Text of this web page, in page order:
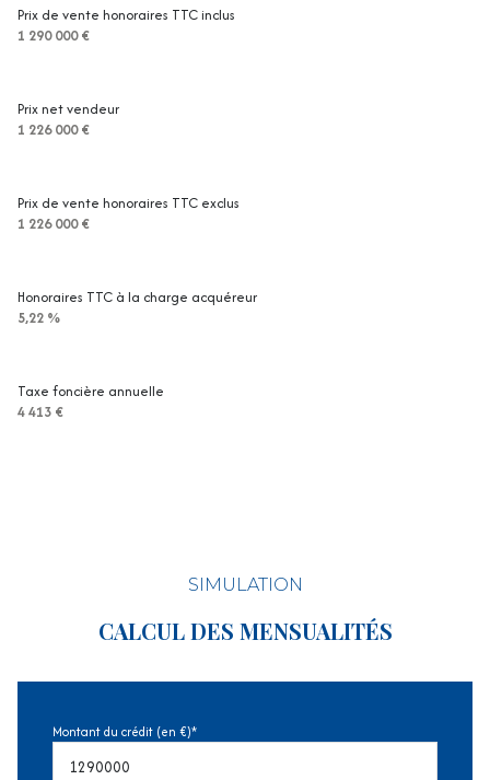
exposition Sud-Ouest
terrasse
visiophone
Prix de vente honoraires TTC inclus
1 290 000 €
Prix net vendeur
1 226 000 €
Prix de vente honoraires TTC exclus
1 226 000 €
Honoraires TTC à la charge acquéreur
5,22 %
Taxe foncière annuelle
4 413 €
SIMULATION
CALCUL DES MENSUALITÉS
Montant du crédit (en €)*